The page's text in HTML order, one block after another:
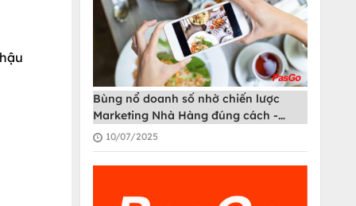
Bùng nổ doanh số nhờ chiến lược
Marketing Nhà Hàng đúng cách -
PasGo
10/07/2025